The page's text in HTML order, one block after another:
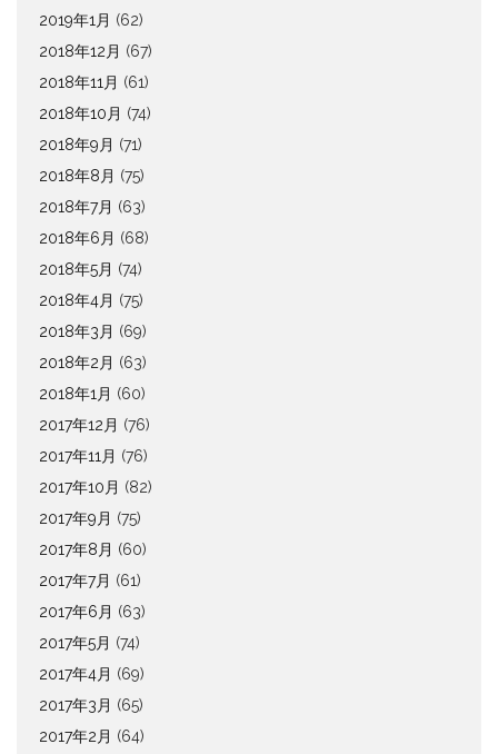
2019年1月 (62)
2018年12月 (67)
2018年11月 (61)
2018年10月 (74)
2018年9月 (71)
2018年8月 (75)
2018年7月 (63)
2018年6月 (68)
2018年5月 (74)
2018年4月 (75)
2018年3月 (69)
2018年2月 (63)
2018年1月 (60)
2017年12月 (76)
2017年11月 (76)
2017年10月 (82)
2017年9月 (75)
2017年8月 (60)
2017年7月 (61)
2017年6月 (63)
2017年5月 (74)
2017年4月 (69)
2017年3月 (65)
2017年2月 (64)